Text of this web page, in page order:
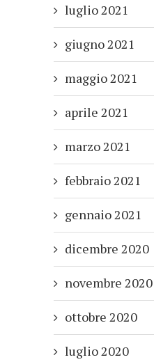
luglio 2021
giugno 2021
maggio 2021
aprile 2021
marzo 2021
febbraio 2021
gennaio 2021
dicembre 2020
novembre 2020
ottobre 2020
luglio 2020